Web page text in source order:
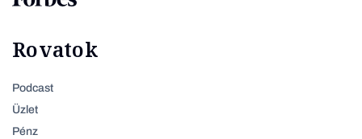
Rovatok
Podcast
Üzlet
Pénz